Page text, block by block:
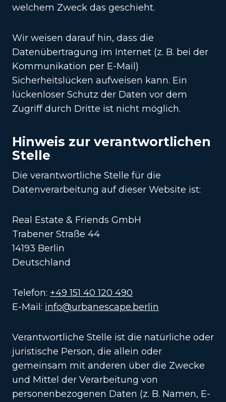
welchem Zweck das geschieht.
Wir weisen darauf hin, dass die
Datenübertragung im Internet (z. B. bei der
Kommunikation per E-Mail)
Sicherheitslücken aufweisen kann. Ein
lückenloser Schutz der Daten vor dem
Zugriff durch Dritte ist nicht möglich.
Hinweis zur verantwortlichen
Stelle
Die verantwortliche Stelle für die
Datenverarbeitung auf dieser Website ist:
Real Estate & Friends GmbH
Trabener Straße 44
14193 Berlin
Deutschland
Telefon: +49 151 40 120 490
E-Mail: info@urbanescape.berlin
Verantwortliche Stelle ist die natürliche oder
juristische Person, die allein oder
gemeinsam mit anderen über die Zwecke
und Mittel der Verarbeitung von
personenbezogenen Daten (z. B. Namen, E-